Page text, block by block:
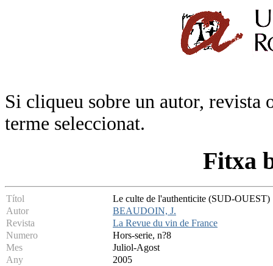
Si cliqueu sobre un autor, revista
terme seleccionat.
Fitxa
Títol
Le culte de l'authenticite (SUD-OUEST)
Autor
BEAUDOIN, J.
Revista
La Revue du vin de France
Numero
Hors-serie, n?8
Mes
Juliol-Agost
Any
2005